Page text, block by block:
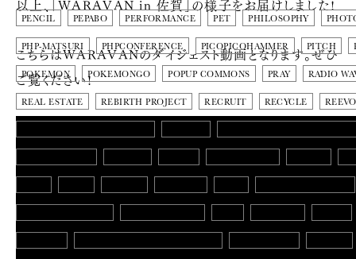
PENCIL PEPABO PERFORMANCE PET PHILOSOPHY
PHP-MATSURI PHPCONFERENCE PICOPICOHAMMER PITCH
POKEMON POKEMONGO POPUP COMMONS PRAY RADIO
REAL ESTATE REBIRTH PROJECT RECRUIT RECYCLE REEVO
以上、「WARAVAN in 佐賀」の様子をお届けしました!
こちらはWARAVANのダイジェスト動画となります。ぜひ
ご覧ください!